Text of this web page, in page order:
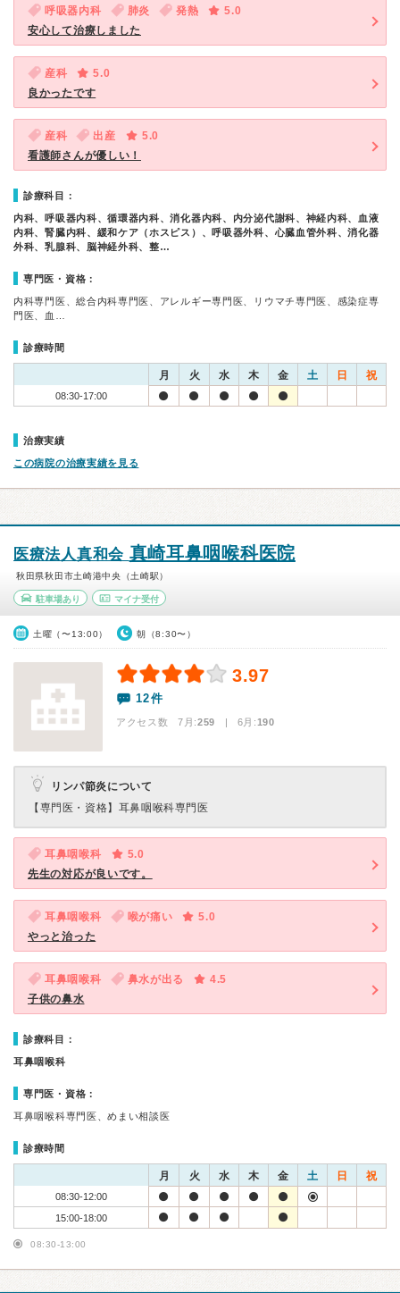
呼吸器内科 肺炎 発熱
5.0
安心して治療しました
産科
5.0
良かったです
産科 出産
5.0
看護師さんが優しい！
診療科目：
内科、呼吸器内科、循環器内科、消化器内科、内分泌代謝科、神経内科、血液
内科、腎臓内科、緩和ケア（ホスピス）、呼吸器外科、心臓血管外科、消化器
外科、乳腺科、脳神経外科、整…
専門医・資格：
内科専門医、総合内科専門医、アレルギー専門医、リウマチ専門医、感染症専
門医、血…
診療時間
月 火 水 木 金 土 日 祝
08:30-17:00
治療実績
この病院の治療実績を見る
医療法人真和会 真崎耳鼻咽喉科医院
秋田県秋田市土崎港中央（土崎駅）
駐車場あり マイナ受付
土曜（〜13:00） 朝（8:30〜）
3.97
12件
アクセス数 7月:259 | 6月:190
リンパ節炎について
【専門医・資格】 耳鼻咽喉科専門医
耳鼻咽喉科
5.0
先生の対応が良いです。
耳鼻咽喉科 喉が痛い
5.0
やっと治った
耳鼻咽喉科 鼻水が出る
4.5
子供の鼻水
診療科目：
耳鼻咽喉科
専門医・資格：
耳鼻咽喉科専門医、めまい相談医
診療時間
月 火 水 木 金 土 日 祝
08:30-12:00
15:00-18:00
08:30-13:00